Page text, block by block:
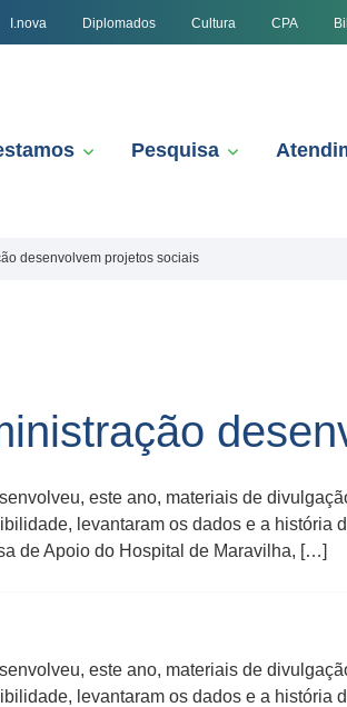
I.nova Diplomados Cultura CPA
Pesquisa
desenvolvem projetos sociais
este ano, materiais de
levantaram os dados e a história
de Apoio do Hospital de Maravilha, […]
este ano, materiais de
levantaram os dados e a história